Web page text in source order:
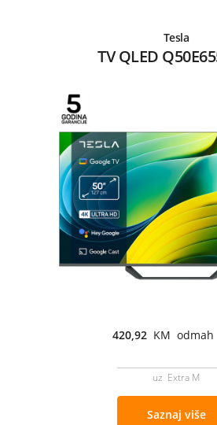
Tesla
TV QLED
420,92 KM odmah
uz Extra M
Saznaj više